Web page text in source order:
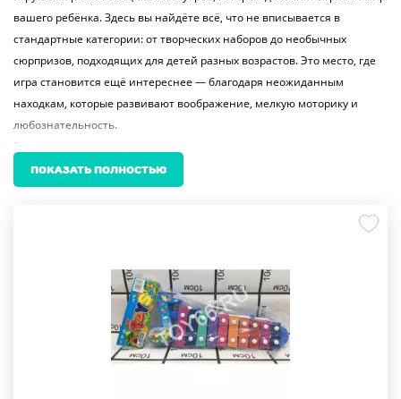
вашего ребёнка. Здесь вы найдёте всё, что не вписывается в
стандартные категории: от творческих наборов до необычных
сюрпризов, подходящих для детей разных возрастов. Это место, где
игра становится ещё интереснее — благодаря неожиданным
находкам, которые развивают воображение, мелкую моторику и
любознательность.
В ассортименте представлены аксессуары для творчества: маркеры,
фломастеры, раскраски и наборы для рисования, которые подойдут
как для дома, так и для поездок. Для юных исследователей —
уборки и даже палатка с темой любимого мультфильма. Всё это
помогает детям моделировать взрослый мир и учиться
ответственности через игру.
Для активных малышей — динамичные игрушки: йо-йо, браслеты с
героями, татуировки и маски, которые добавят азарта в вечерние
ПОКАЗАТЬ ПОЛНОСТЬЮ